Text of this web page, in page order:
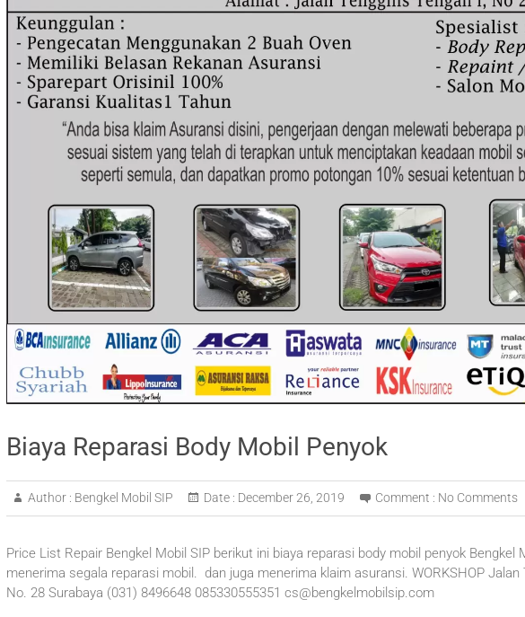
Biaya Reparasi Body Mobil Penyok
Author : Bengkel Mobil SIP Date : December 26, 2019 Comment : No Comments
Price List Repair Bengkel Mobil SIP berikut ini biaya reparasi body mobil penyok Bengkel
menerima segala reparasi mobil. dan juga menerima klaim asuransi. WORKSHOP Jalan
No. 28 Surabaya (031) 8496648 085330555351 cs@bengkelmobilsip.com